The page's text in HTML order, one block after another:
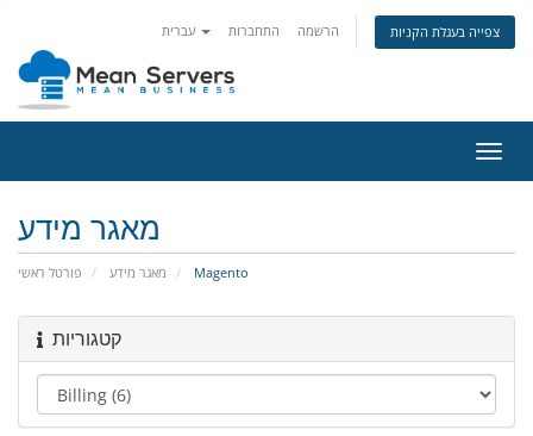
התחברות הרשמה צפייה בעגלת הקניות
ניווט
מאגר מידע
פורטל ראשי מאגר מידע Magento
קטגוריות